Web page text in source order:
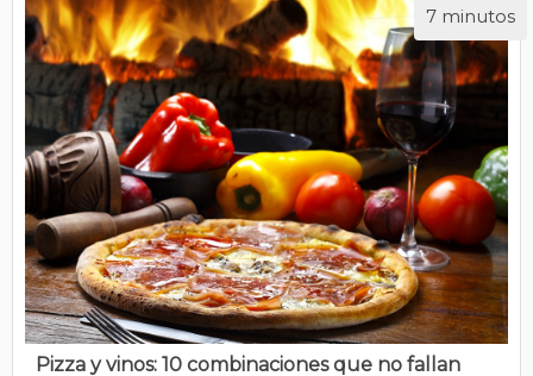
7 minutos
Pizza y vinos: 10 combinaciones que no fallan